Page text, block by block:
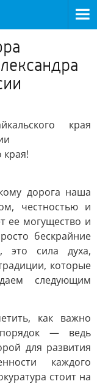
края
дорога наша
честностью и
ее могущество и
бескрайние
это сила духа,
которые
следующим
как важно
— ведь
для развития
каждого
стоит на